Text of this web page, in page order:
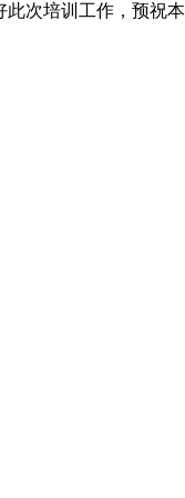
此次培训工作，预祝本